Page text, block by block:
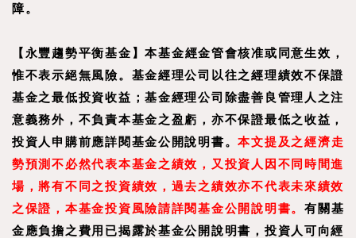
障。
【永豐趨勢平衡基金 】本基金經金管會核准或同意生效，
惟不表示絕無風險。基金經理公司以往之經理績效不保證
基金之最低投資收益；基金經理公司除盡善良管理人之注
意義務外，不負責本基金之盈虧，亦不保證最低之收益，
投資人申購前應詳閱基金公開說明書。本文提及之經濟走
勢預測不必然代表本基金之績效，又投資人因不同時間進
場，將有不同之投資績效，過去之績效亦不代表未來績效
之保證，本基金投資風險請詳閱基金公開說明書。有關基
金應負擔之費用已揭露於基金公開說明書，投資人可向經